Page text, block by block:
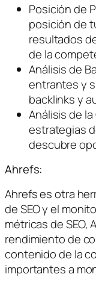
Posición de
posición de
resultados
de la
Análisis de
entrantes y
backlinks y
Análisis de
estrategias
descubre
Ahrefs:
Ahrefs es otra
de SEO y el
métricas de
rendimiento de
contenido de la
importantes a